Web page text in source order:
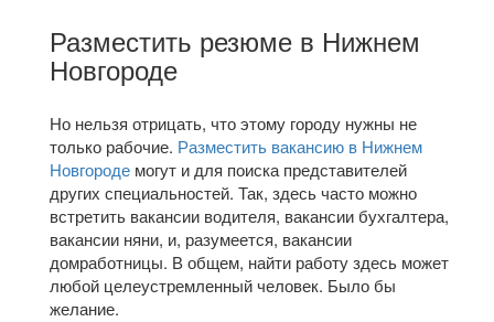
Разместить резюме в Нижнем
Новгороде
Но нельзя отрицать, что этому городу нужны не
только рабочие. Разместить вакансию в Нижнем
Новгороде могут и для поиска представителей
других специальностей. Так, здесь часто можно
встретить вакансии водителя, вакансии бухгалтера,
вакансии няни, и, разумеется, вакансии
домработницы. В общем, найти работу здесь может
любой целеустремленный человек. Было бы
желание.